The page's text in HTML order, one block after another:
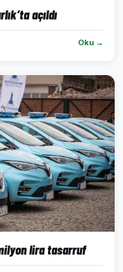
açıldı
Oku →
lira tasarruf